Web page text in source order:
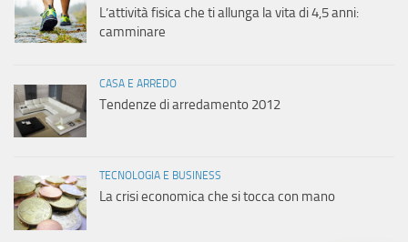
L’attività fisica che ti allunga la vita di 4,5 anni:
camminare
CASA E ARREDO
Tendenze di arredamento 2012
TECNOLOGIA E BUSINESS
La crisi economica che si tocca con mano